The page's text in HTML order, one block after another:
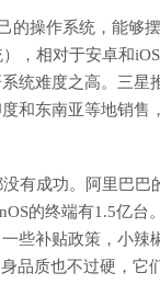
的操作系统，能够
，相对于安卓和
统难度之高。三星
和东南亚等地销售
有成功。阿里巴巴
的终端有1.5亿台
些补贴政策，小辣
品质也不过硬，它